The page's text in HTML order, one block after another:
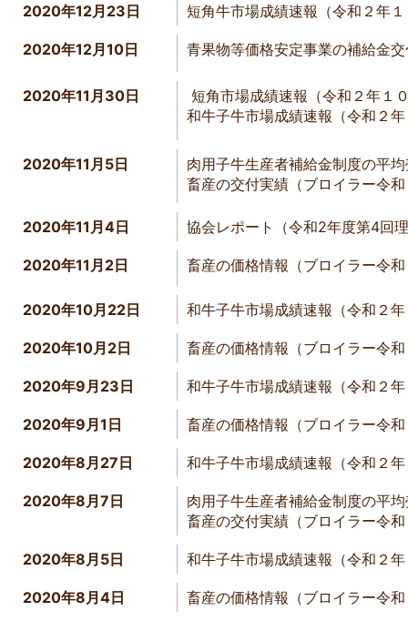
2020年12月23日 短角牛市場成績速報（令和２年
2020年12月10日 青果物等価格安定事業の補給金
2020年11月30日
短角市場成績速報（令和２年１
和牛子牛市場成績速報（令和２
2020年11月5日
肉用子牛生産者補給金制度の平
畜産の交付実績（ブロイラー令
2020年11月4日 協会レポート（令和2年度第4回
2020年11月2日 畜産の価格情報（ブロイラー令
2020年10月22日 和牛子牛市場成績速報（令和２
2020年10月2日 畜産の価格情報（ブロイラー令
2020年9月23日 和牛子牛市場成績速報（令和２
2020年9月1日 畜産の価格情報（ブロイラー令
2020年8月27日 和牛子牛市場成績速報（令和２
2020年8月7日
肉用子牛生産者補給金制度の平
畜産の交付実績（ブロイラー令
2020年8月5日 和牛子牛市場成績速報（令和２
2020年8月4日 畜産の価格情報（ブロイラー令